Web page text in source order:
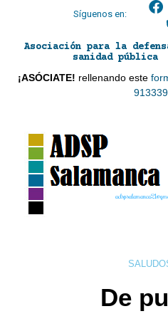
Síguenos en:
Asociación para la
sanidad pública
¡ASÓCIATE! rellenando este
De